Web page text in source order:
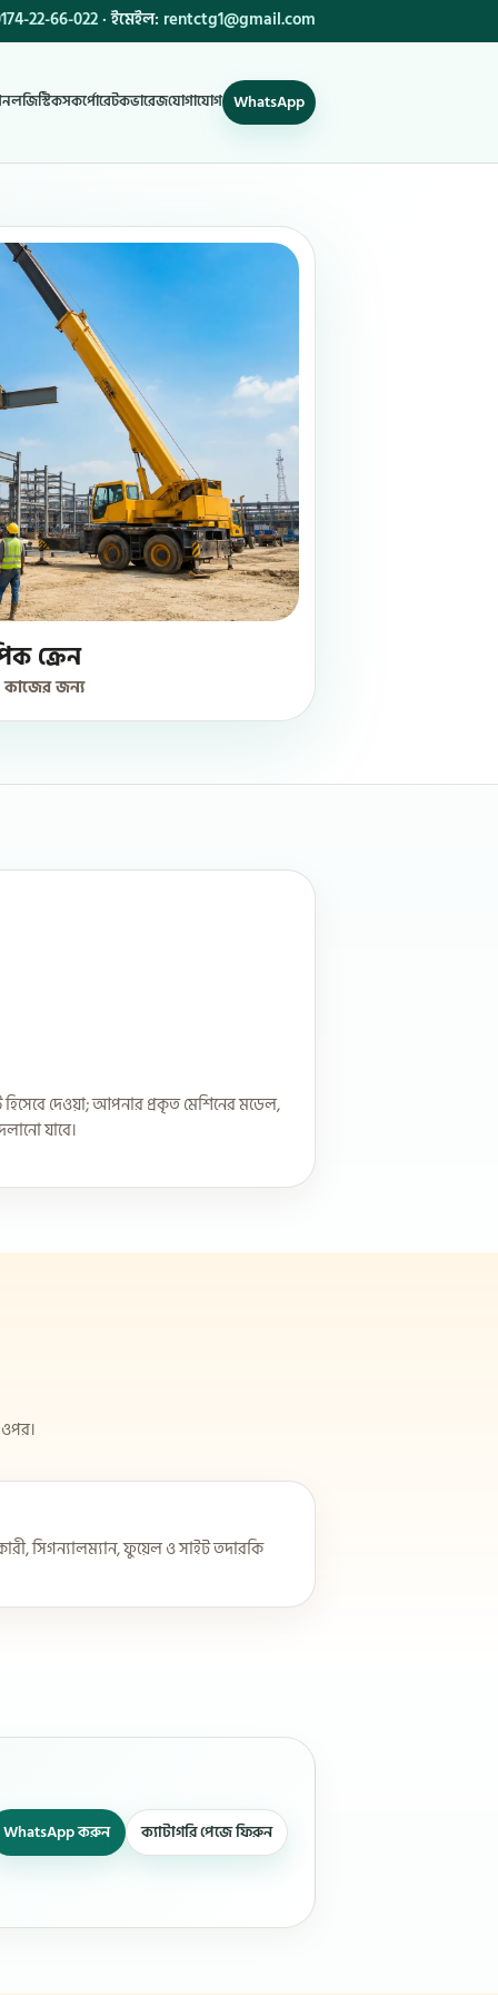
22-66-022· ইমেইল: rentctg1@gmail.com
লজিস্টিকসকর্পোরেটকভারেজযোগাযোগ WhatsApp
ক্রেন
কাজের জন্য
দেওয়া; আপনার প্রকৃত মেশিনের মডেল,
যাবে।
সিগন্যালম্যান, ফুয়েল ও সাইট তদারকি
WhatsApp করুন ক্যাটাগরি পেজে ফিরুন